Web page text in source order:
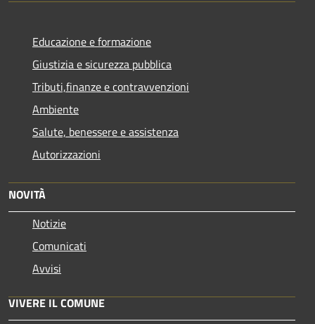
Educazione e formazione
Giustizia e sicurezza pubblica
Tributi,finanze e contravvenzioni
Ambiente
Salute, benessere e assistenza
Autorizzazioni
NOVITÀ
Notizie
Comunicati
Avvisi
VIVERE IL COMUNE